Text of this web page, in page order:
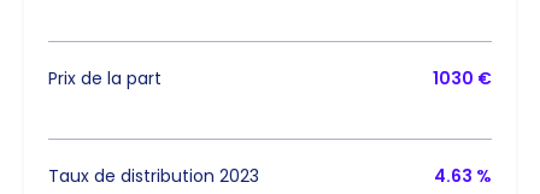
Prix de la part 1030 €
Taux de distribution 2023 4.63 %